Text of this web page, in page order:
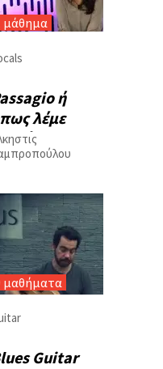
μάθημα
ή
λέμε
Mi...
μαθήματα
Guitar